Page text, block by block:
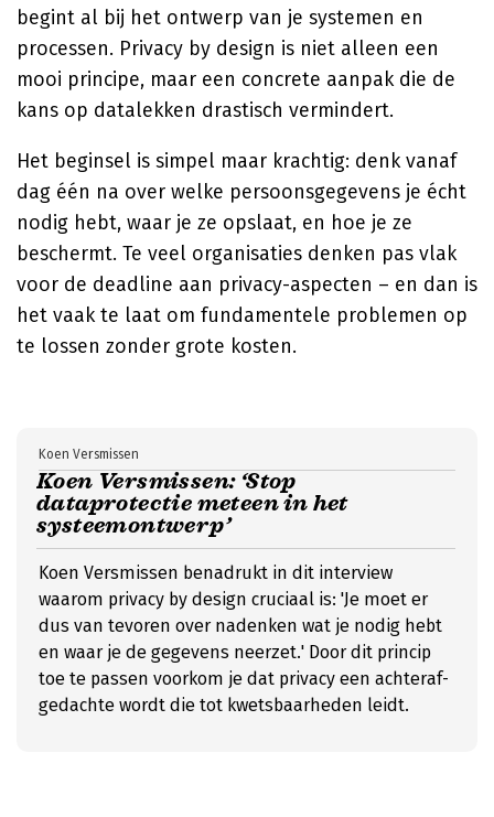
begint al bij het ontwerp van je systemen en
processen. Privacy by design is niet alleen een
mooi principe, maar een concrete aanpak die de
kans op datalekken drastisch vermindert.
Het beginsel is simpel maar krachtig: denk vanaf
dag één na over welke persoonsgegevens je écht
nodig hebt, waar je ze opslaat, en hoe je ze
beschermt. Te veel organisaties denken pas vlak
voor de deadline aan privacy-aspecten – en dan is
het vaak te laat om fundamentele problemen op
te lossen zonder grote kosten.
Koen Versmissen: ‘Stop
dataprotectie meteen in het
systeemontwerp’
Koen Versmissen
Koen Versmissen benadrukt in dit interview
waarom privacy by design cruciaal is: 'Je moet er
dus van tevoren over nadenken wat je nodig hebt
en waar je de gegevens neerzet.' Door dit princip
toe te passen voorkom je dat privacy een achteraf-
gedachte wordt die tot kwetsbaarheden leidt.